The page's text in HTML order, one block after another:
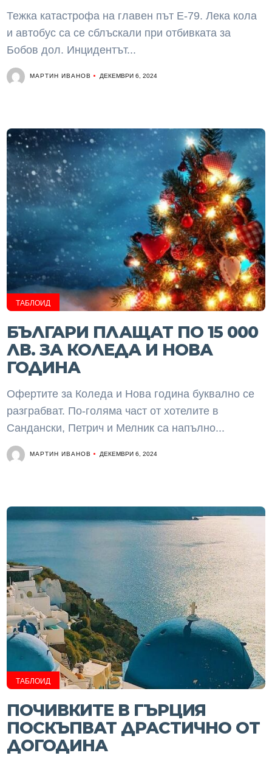
Тежка катастрофа на главен път Е-79. Лека кола
и автобус са се сблъскали при отбивката за
Бобов дол. Инцидентът...
МАРТИН ИВАНОВ ДЕКЕМВРИ 6, 2024
ТАБЛОИД
БЪЛГАРИ ПЛАЩАТ ПО 15 000
ЛВ. ЗА КОЛЕДА И НОВА
ГОДИНА
Офертите за Коледа и Нова година буквално се
разграбват. По-голяма част от хотелите в
Сандански, Петрич и Мелник са напълно...
МАРТИН ИВАНОВ ДЕКЕМВРИ 6, 2024
ТАБЛОИД
ПОЧИВКИТЕ В ГЪРЦИЯ
ПОСКЪПВАТ ДРАСТИЧНО ОТ
ДОГОДИНА